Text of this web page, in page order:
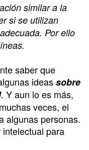
similar a la
si se utilizan
Por ello
saber que
ideassobre
. Y aun lo es más,
veces, el
algunas personas.
para